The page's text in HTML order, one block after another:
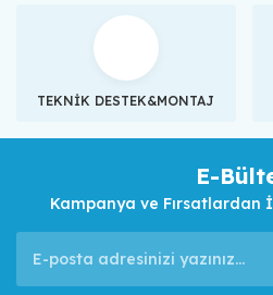
TEKNİK DESTEK&MONTAJ
E-
Kampanya ve Fırsatlardan